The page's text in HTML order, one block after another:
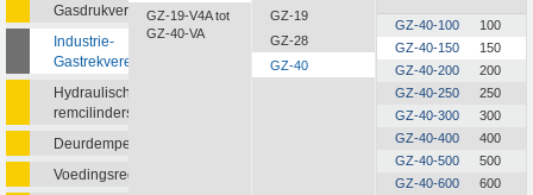
Gasdrukveren
Industrie-
Gastrekveren
Hydraulische
remcilinders
Deurdempers
Voedingsregelaars
GZ-19-V4A tot
GZ-40-VA
GZ-19
GZ-28
GZ-40
GZ-40-100
100
GZ-40-150
150
GZ-40-200
200
GZ-40-250
250
GZ-40-300
300
GZ-40-400
400
GZ-40-500
500
GZ-40-600
600